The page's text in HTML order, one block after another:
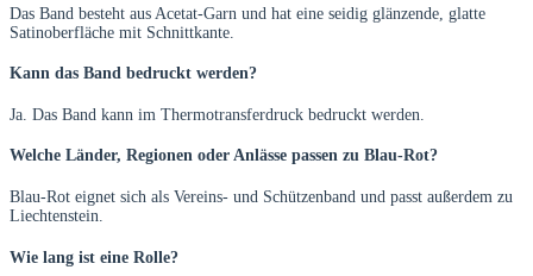
Das Band besteht aus Acetat-Garn und hat eine seidig glänzende, glatte
Satinoberfläche mit Schnittkante.
Kann das Band bedruckt werden?
Ja. Das Band kann im Thermotransferdruck bedruckt werden.
Welche Länder, Regionen oder Anlässe passen zu Blau-Rot?
Blau-Rot eignet sich als Vereins- und Schützenband und passt außerdem zu
Liechtenstein.
Wie lang ist eine Rolle?